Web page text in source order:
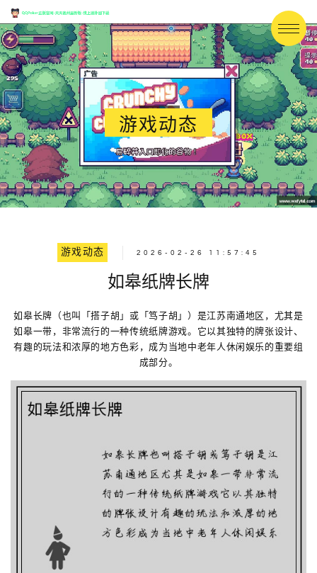
游戏动态
游戏动态 2026-02-26 11:57:45
如皋纸牌长牌
如皋长牌（也叫「搭子胡」或「笃子胡」）是江苏南通地区，尤其是
如皋一带，非常流行的一种传统纸牌游戏。它以其独特的牌张设计、
有趣的玩法和浓厚的地方色彩，成为当地中老年人休闲娱乐的重要组
成部分。